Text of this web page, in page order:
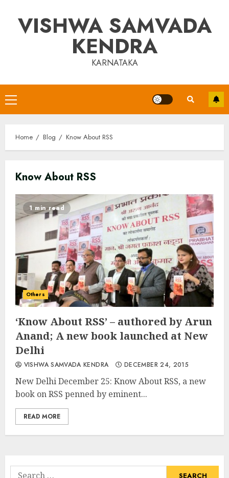
contentVISHWA SAMVADA
KENDRA
KARNATAKA
Primary
Menu
Home Blog Know About RSS
Know About RSS
1 min read
Others
‘Know About RSS’ – authored by Arun
Anand; A new book launched at New
Delhi
VISHWA SAMVADA KENDRA DECEMBER 24, 2015
New Delhi December 25: Know About RSS, a new
book on RSS penned by eminent...
READ MORE
Search